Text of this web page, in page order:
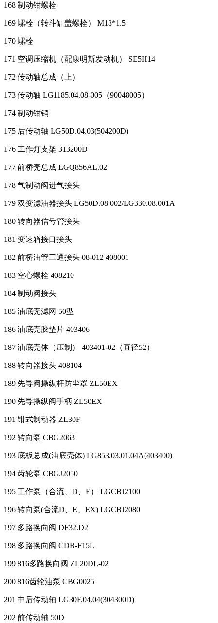
168 制动钳螺栓
169 螺栓（转斗缸盖螺栓） M18*1.5
170 螺栓
171 空调压缩机（配康明斯发动机） SE5H14
172 传动轴总成（上）
173 传动轴 LG1185.04.08-005（90048005）
174 制动钳销
175 后传动轴 LG50D.04.03(504200D)
176 工作灯支架 313200D
177 前桥壳总成 LGQ856AL.02
178 气制动阀进气接头
179 双变滤油器接头 LG50D.08.002/LG330.08.001A
180 转向器信号管接头
181 变速箱接口接头
182 前桥油管三通接头 08-012 408001
183 空心螺栓 408210
184 制动阀接头
185 油底壳滤网 50型
186 油底壳胶垫片 403406
187 油底壳体（压制） 403401-02（直径52）
188 转向器接头 408104
189 先导阀操纵杆防尘罩 ZL50EX
190 先导操纵阀手柄 ZL50EX
191 钳式制动器 ZL30F
192 转向泵 CBG2063
193 底板总成(油底壳体) LG853.03.01.04A(403400)
194 齿轮泵 CBGJ2050
195 工作泵（合流、D、E） LGCBJ2100
196 转向泵(合流D、E、EX) LGCBJ2080
197 多路换向阀 DF32.D2
198 多路换向阀 CDB-F15L
199 816多路换向阀 ZL20DL-02
200 816齿轮油泵 CBG0025
201 中后传动轴 LG30F.04.04(304300D)
202 前传动轴 50D